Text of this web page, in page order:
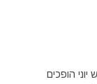
הופכים